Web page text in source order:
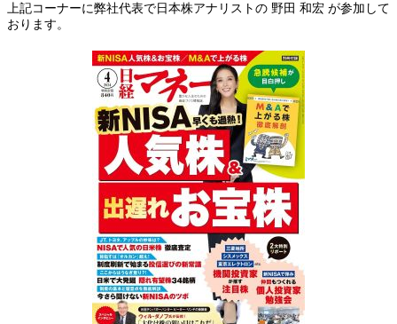
上記コーナーに弊社代表で日本株アナリストの 野田 和宏 が参加して
おります。